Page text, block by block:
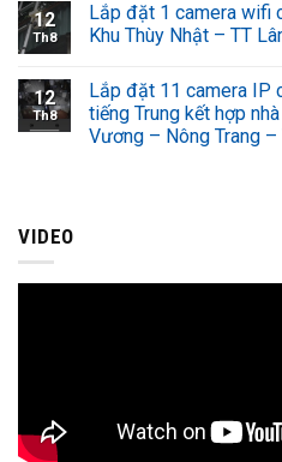
12
Th8
Lắp đặt 1 camera wifi
Khu Thùy Nhật – TT
12
Th8
Lắp đặt 11 camera IP
tiếng Trung kết hợp
Vương – Nông Trang –
VIDEO